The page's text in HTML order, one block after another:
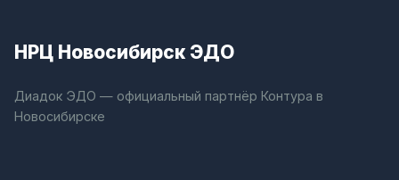
НРЦ Новосибирск ЭДО
Диадок ЭДО — официальный партнёр Контура в
Новосибирске